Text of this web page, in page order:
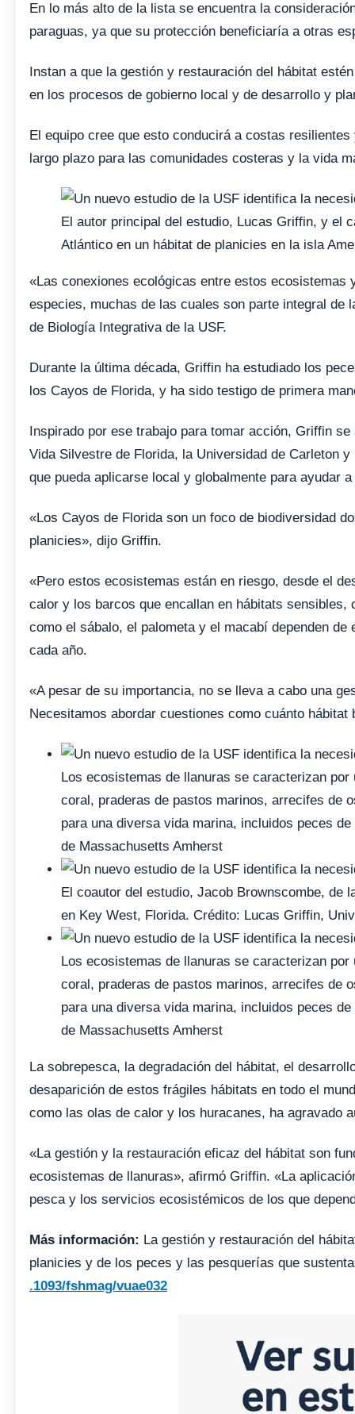
En lo más alto de la lista se encuentra la
paraguas, ya que su protección beneficiaría a otras
Instan a que la gestión y restauración del hábitat
en los procesos de gobierno local y de desarrollo y
El equipo cree que esto conducirá a costas
largo plazo para las comunidades costeras y la vida
El autor principal del estudio, Lucas Griffin, y el
Atlántico en un hábitat de planicies en la isla
«Las conexiones ecológicas entre estos
especies, muchas de las cuales son parte integral de
de Biología Integrativa de la USF.
Durante la última década, Griffin ha estudiado los
los Cayos de Florida, y ha sido testigo de primera
Inspirado por ese trabajo para tomar acción, Griffin
Vida Silvestre de Florida, la Universidad de Carleton
que pueda aplicarse local y globalmente para ayudar
«Los Cayos de Florida son un foco de biodiversidad
planicies», dijo Griffin.
«Pero estos ecosistemas están en riesgo, desde el
calor y los barcos que encallan en hábitats
como el sábalo, el palometa y el macabí dependen
cada año.
«A pesar de su importancia, no se lleva a cabo una
Necesitamos abordar cuestiones como cuánto
Los ecosistemas de llanuras se caracterizan
coral, praderas de pastos marinos, arrecifes de
para una diversa vida marina, incluidos peces
de Massachusetts Amherst
El coautor del estudio, Jacob Brownscombe, de
en Key West, Florida. Crédito: Lucas Griffin,
Los ecosistemas de llanuras se caracterizan
coral, praderas de pastos marinos, arrecifes de
para una diversa vida marina, incluidos peces
de Massachusetts Amherst
La sobrepesca, la degradación del hábitat, el
desaparición de estos frágiles hábitats en todo el
como las olas de calor y los huracanes, ha agravado
«La gestión y la restauración eficaz del hábitat son
ecosistemas de llanuras», afirmó Griffin. «La
pesca y los servicios ecosistémicos de los que
Más información: La gestión y restauración del
planicies y de los peces y las pesquerías que
.1093/fshmag/vuae032